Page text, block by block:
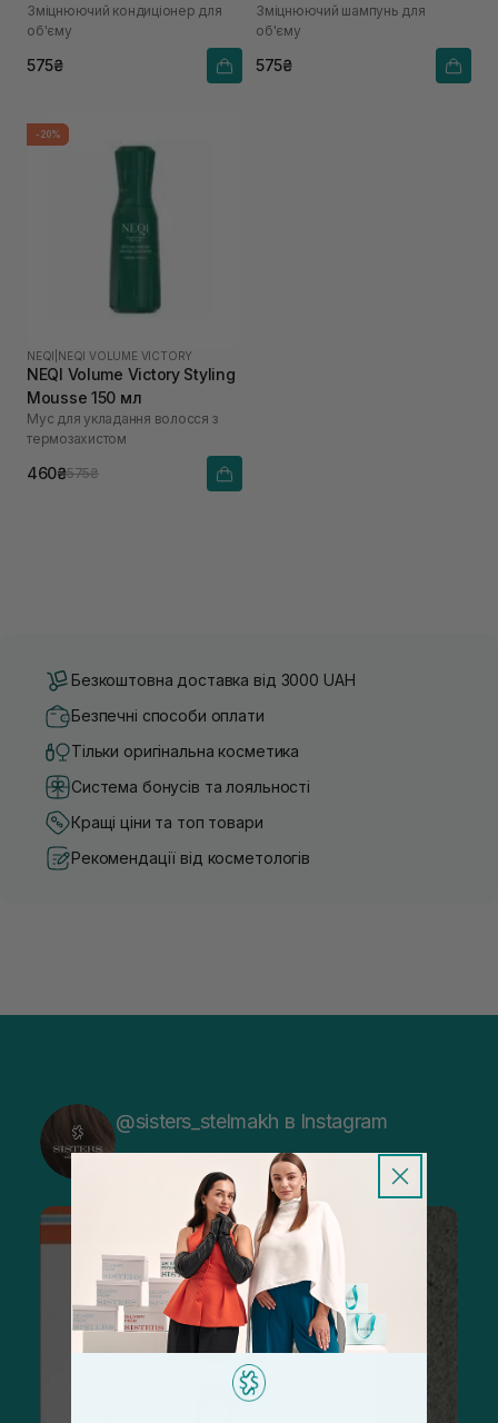
Зміцнюючий кондиціонер для
об'єму
575₴
Зміцнюючий шампунь для
об'єму
575₴
-20%
NEQI NEQI VOLUME VICTORY
NEQI Volume Victory Styling
Mousse 150 мл
Мус для укладання волосся з
термозахистом
460₴575₴
Безкоштовна доставка від 3000 UAH
Безпечні способи оплати
Тільки оригінальна косметика
Система бонусів та лояльності
Кращі ціни та топ товари
Рекомендації від косметологів
@sisters_stelmakh в Instagram